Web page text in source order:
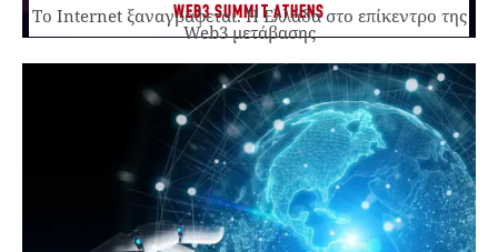
WEB3 SUMMIT ATHENS
Το Internet ξαναγράφεται. Η Ελλάδα στο επίκεντρο της
Web3 μετάβασης